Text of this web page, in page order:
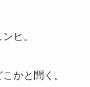
ヒ。
かと聞く。